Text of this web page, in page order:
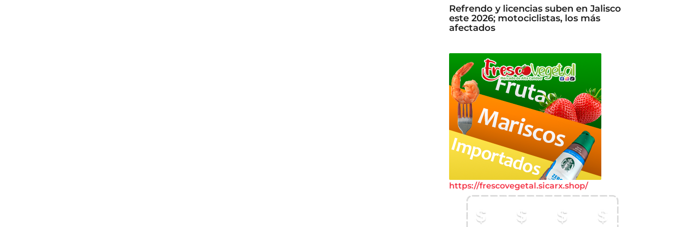
Refrendo y licencias suben en Jalisco
este 2026; motociclistas, los más
afectados
https://frescovegetal.sicarx.shop/